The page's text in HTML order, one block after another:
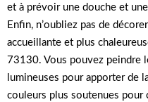
et à prévoir une douche et
Enfin, n’oubliez pas de
accueillante et plus
73130. Vous pouvez peindre
lumineuses pour apporter de
couleurs plus soutenues pour